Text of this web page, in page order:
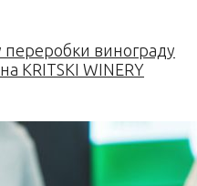
переробки винограду
KRITSKI WINERY